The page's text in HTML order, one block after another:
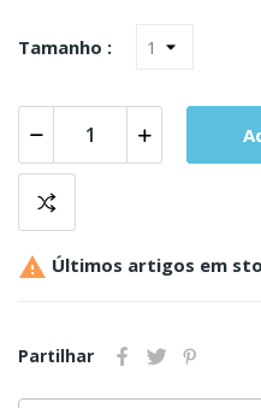
Tamanho :
 Últimos artigos em
Partilhar